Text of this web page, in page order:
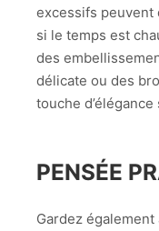
excessifs
si le temps est
des
délicate ou des
touche
PENSÉE
Gardez également